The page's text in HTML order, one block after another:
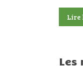
Lire
Les